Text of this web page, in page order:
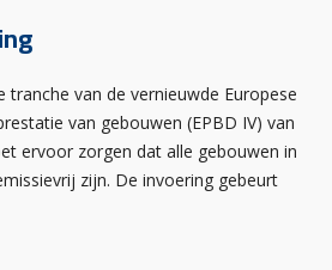
tranche van de vernieuwde Europese
van gebouwen (EPBD IV) van
ervoor zorgen dat alle gebouwen in
zijn. De invoering gebeurt